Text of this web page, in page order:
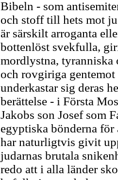
Bibeln - som
och stoff till hets mot
är särskilt arroganta
bottenlöst svekfulla,
mordlystna, tyranniska
och rovgiriga
underkastar sig deras
berättelse - i Första
Jakobs son Josef som
egyptiska bönderna
har naturligtvis givit
judarnas brutala
redo att i alla länder